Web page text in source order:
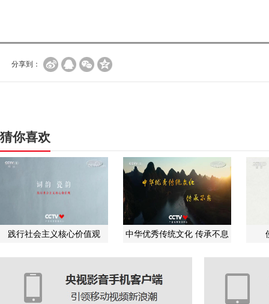
分享到：
猜你喜欢
践行社会主义核心价值观 中华优秀传统文化 传承不息